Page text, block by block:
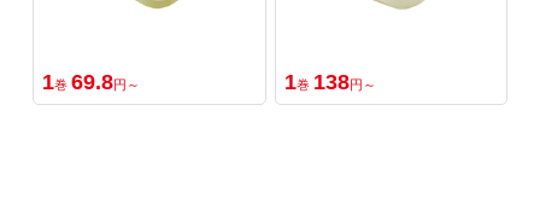
1巻 69.8円～ 1巻 138円～